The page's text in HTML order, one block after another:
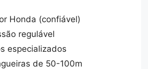
Honda (confiável)
regulável
especializados
de 50-100m